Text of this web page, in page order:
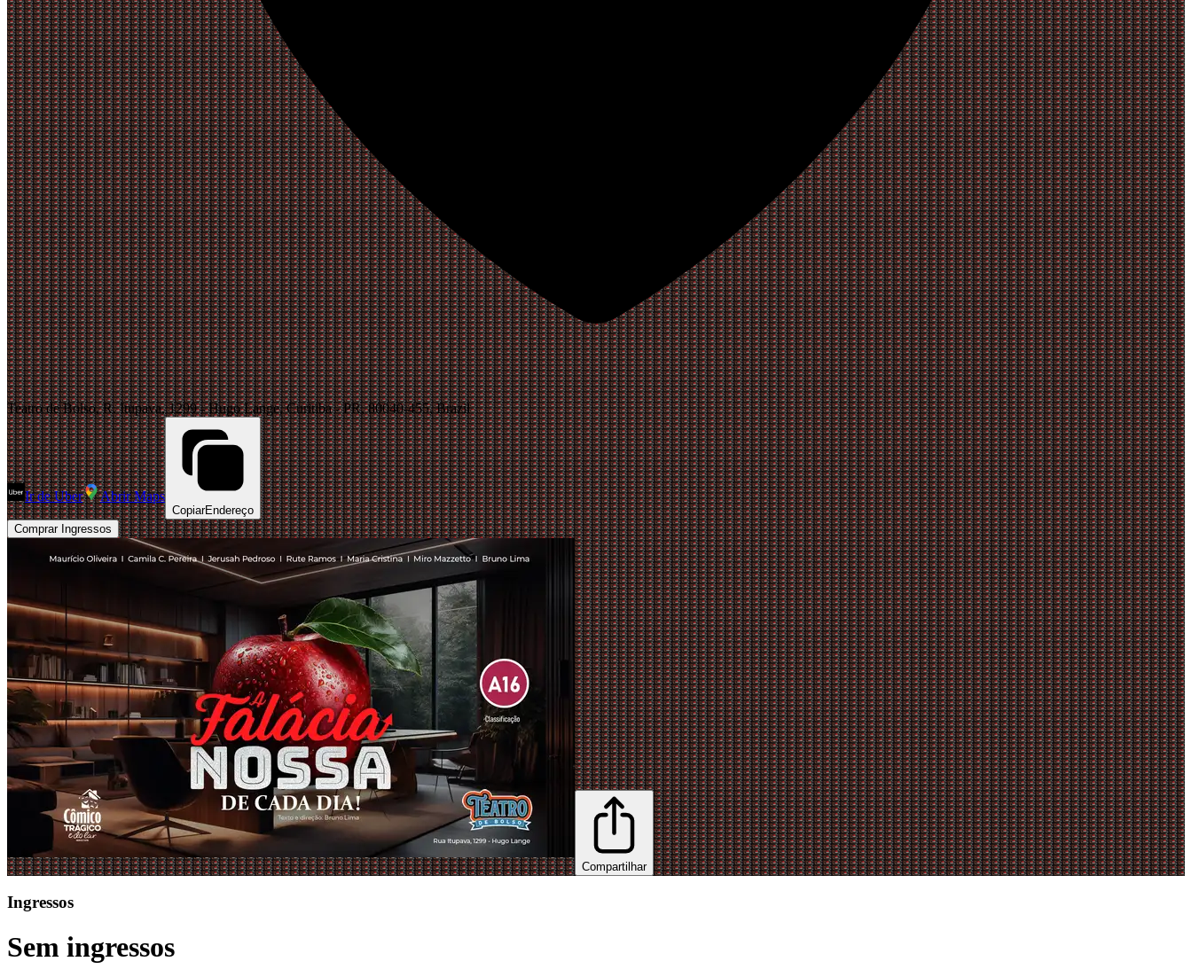
Teatro de Bolso, R. Itupava, 1299 - Hugo Lange, Curitiba - PR, 80040-455, Brazil
Ir de Uber Abrir Maps
CopiarEndereço
Comprar Ingressos
Compartilhar
Ingressos
Sem ingressos